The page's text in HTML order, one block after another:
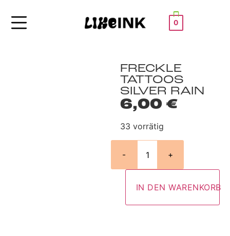
0
FRECKLE
TATTOOS
SILVER RAIN
6,00 €
33 vorrätig
- +
IN DEN WARENKORB